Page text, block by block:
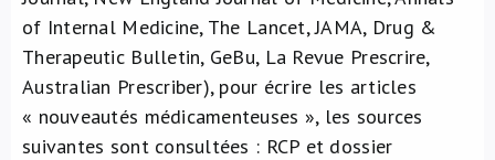
of Internal Medicine, The Lancet, JAMA, Drug &
Therapeutic Bulletin, GeBu, La Revue Prescrire,
Australian Prescriber), pour écrire les articles
« nouveautés médicamenteuses », les sources
suivantes sont consultées : RCP et dossier